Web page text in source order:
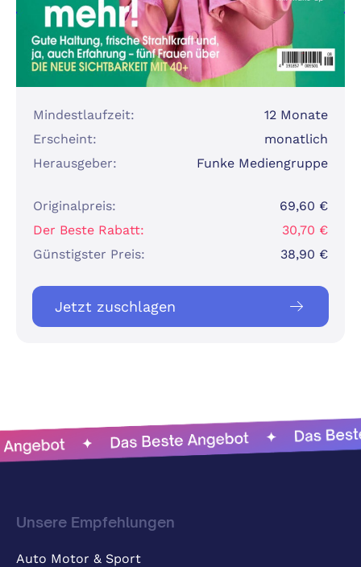
Mindestlaufzeit:
12 Monate
Erscheint:
monatlich
Herausgeber:
Funke Mediengruppe
Originalpreis:
69,60 €
Der Beste Rabatt:
30,70 €
Günstigster Preis:
38,90 €
Jetzt zuschlagen
Unsere Empfehlungen
Auto Motor & Sport